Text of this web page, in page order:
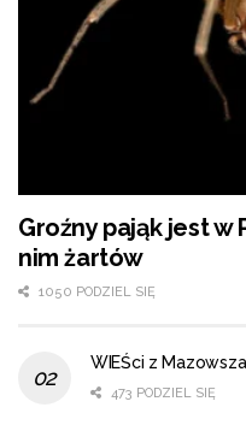
Groźny pająk jest w
nim żartów
1050 PODZIEL SIĘ
WIEŚci z
473 PODZIEL SIĘ